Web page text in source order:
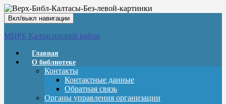
Вкл/выкл навигации
МЦРБ Калтасинский район
Главная
О библиотеке
Контакты
Контактные данные
Обратная связь
Органы управления организации